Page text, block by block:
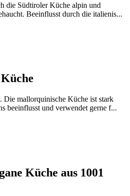
die Südtiroler Küche alpin und
Beeinflusst durch die italienis...
Die mallorquinische Küche ist stark
beeinflusst und verwendet gerne f...
Küche aus 1001